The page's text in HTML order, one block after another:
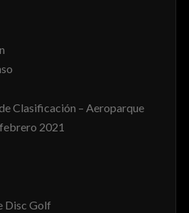
Clasificación – Aeroparque
2021
Disc Golf